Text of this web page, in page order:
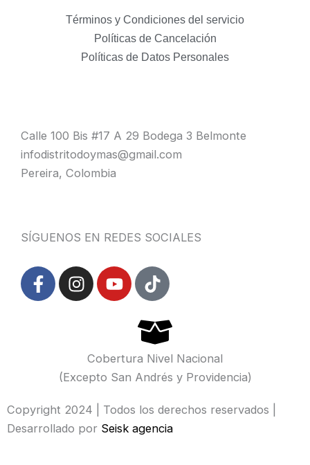
Términos y Condiciones del servicio
Políticas de Cancelación
Políticas de Datos Personales
Calle 100 Bis #17 A 29 Bodega 3 Belmonte
infodistritodoymas@gmail.com
Pereira, Colombia
SÍGUENOS EN REDES SOCIALES
F
a
-
f
I
n
r
m
Y
o
b
e
T
i
t
o
k
Cobertura Nivel Nacional
(Excepto San Andrés y Providencia)
Copyright 2024 | Todos los derechos reservados |
Desarrollado por Seisk agencia